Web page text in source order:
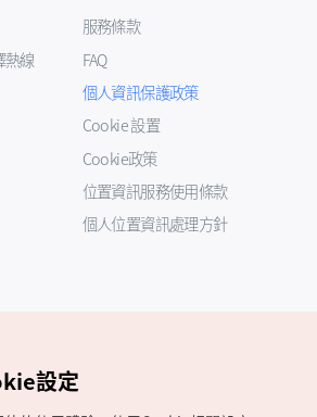
熱線
服務條款
FAQ
個人資訊保護政策
Cookie 設置
Cookie政策
位置資訊服務使用條款
個人位置資訊處理方針
設定